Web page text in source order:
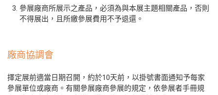
參展廠商所展示之產品，必須為與本展主題相關產品，否則
不得展出，且所繳參展費用不予退還。
廠商協調會
擇定展前適當日期召開，約於10天前，以掛號書面通知予每家
參展單位或廠商。有關參展廠商參展的規定，依參展者手冊規